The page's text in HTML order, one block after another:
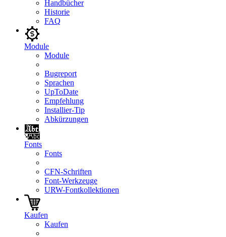
Handbücher
Historie
FAQ
Module
Module
Bugreport
Sprachen
UpToDate
Empfehlung
Installier-Tip
Abkürzungen
Fonts
Fonts
CFN-Schriften
Font-Werkzeuge
URW-Fontkollektionen
Kaufen
Kaufen